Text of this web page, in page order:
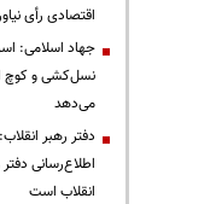
اقتصادی رأی
جهاد اسلامی:
نسل‌کشی و کوچ
می‌دهد
دفتر رهبر
اطلاع‌رسانی
انقلاب است